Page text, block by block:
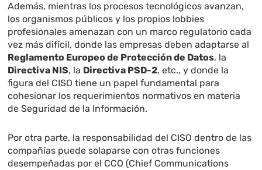
Además, mientras los procesos tecnológicos avanzan,
los organismos públicos y los propios lobbies
profesionales amenazan con un marco regulatorio cada
vez más difícil, donde las empresas deben adaptarse al
Reglamento Europeo de Protección de Datos, la
Directiva NIS, la Directiva PSD-2, etc., y donde la
figura del CISO tiene un papel fundamental para
cohesionar los requerimientos normativos en materia
de Seguridad de la Información.
Por otra parte, la responsabilidad del CISO dentro de las
compañías puede solaparse con otras funciones
desempeñadas por el CCO (Chief Communications